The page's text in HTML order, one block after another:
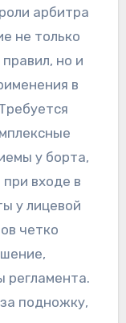
арбитра
не только
но и
в
у борта,
входе в
у лицевой
четко
регламента.
подножку,